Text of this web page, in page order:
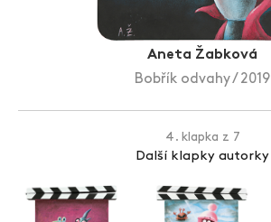
Aneta Žabková
Bobřík odvahy / 2019
4. klapka z 7
Další klapky autorky